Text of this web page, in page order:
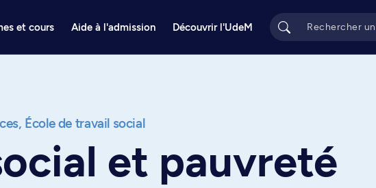
et cours Aide à l'admission Découvrir l'UdeM
École de travail social
et pauvreté